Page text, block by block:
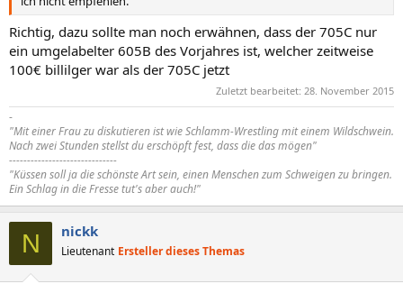
Richtig, dazu sollte man noch erwähnen, dass der 705C nur
ein umgelabelter 605B des Vorjahres ist, welcher zeitweise
100€ billilger war als der 705C jetzt
Zuletzt bearbeitet: 28. November 2015
-
"Mit einer Frau zu diskutieren ist wie Schlamm-Wrestling mit einem Wildschwein.
Nach zwei Stunden stellst du erschöpft fest, dass die das mögen"
------------------------------
"Küssen soll ja die schönste Art sein, einen Menschen zum Schweigen zu bringen.
Ein Schlag in die Fresse tut's aber auch!"
N nickk
Lieutenant Ersteller dieses Themas